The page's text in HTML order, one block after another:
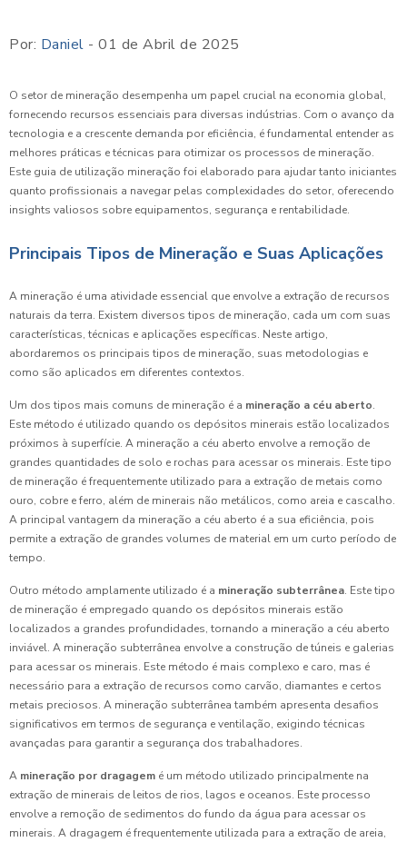
Por: Daniel - 01 de Abril de 2025
O setor de mineração desempenha um papel crucial na economia global,
fornecendo recursos essenciais para diversas indústrias. Com o avanço da
tecnologia e a crescente demanda por eficiência, é fundamental entender as
melhores práticas e técnicas para otimizar os processos de mineração.
Este guia de utilização mineração foi elaborado para ajudar tanto iniciantes
quanto profissionais a navegar pelas complexidades do setor, oferecendo
insights valiosos sobre equipamentos, segurança e rentabilidade.
Principais Tipos de Mineração e Suas Aplicações
A mineração é uma atividade essencial que envolve a extração de recursos
naturais da terra. Existem diversos tipos de mineração, cada um com suas
características, técnicas e aplicações específicas. Neste artigo,
abordaremos os principais tipos de mineração, suas metodologias e
como são aplicados em diferentes contextos.
Um dos tipos mais comuns de mineração é a mineração a céu aberto.
Este método é utilizado quando os depósitos minerais estão localizados
próximos à superfície. A mineração a céu aberto envolve a remoção de
grandes quantidades de solo e rochas para acessar os minerais. Este tipo
de mineração é frequentemente utilizado para a extração de metais como
ouro, cobre e ferro, além de minerais não metálicos, como areia e cascalho.
A principal vantagem da mineração a céu aberto é a sua eficiência, pois
permite a extração de grandes volumes de material em um curto período de
tempo.
Outro método amplamente utilizado é a mineração subterrânea. Este tipo
de mineração é empregado quando os depósitos minerais estão
localizados a grandes profundidades, tornando a mineração a céu aberto
inviável. A mineração subterrânea envolve a construção de túneis e galerias
para acessar os minerais. Este método é mais complexo e caro, mas é
necessário para a extração de recursos como carvão, diamantes e certos
metais preciosos. A mineração subterrânea também apresenta desafios
significativos em termos de segurança e ventilação, exigindo técnicas
avançadas para garantir a segurança dos trabalhadores.
A mineração por dragagem é um método utilizado principalmente na
extração de minerais de leitos de rios, lagos e oceanos. Este processo
envolve a remoção de sedimentos do fundo da água para acessar os
minerais. A dragagem é frequentemente utilizada para a extração de areia,